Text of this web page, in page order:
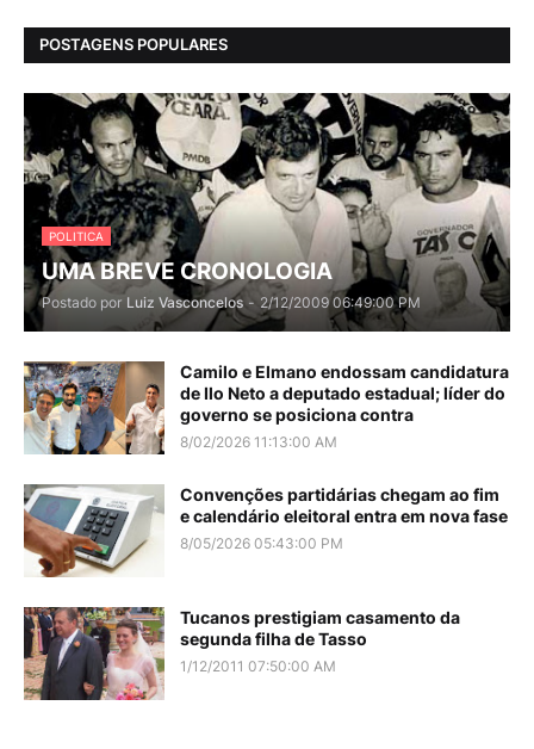
POSTAGENS POPULARES
POLITICA
UMA BREVE CRONOLOGIA
Postado por Luiz Vasconcelos - 2/12/2009 06:49:00 PM
Camilo e Elmano endossam candidatura
de Ilo Neto a deputado estadual; líder do
governo se posiciona contra
8/02/2026 11:13:00 AM
Convenções partidárias chegam ao fim
e calendário eleitoral entra em nova fase
8/05/2026 05:43:00 PM
Tucanos prestigiam casamento da
segunda filha de Tasso
1/12/2011 07:50:00 AM